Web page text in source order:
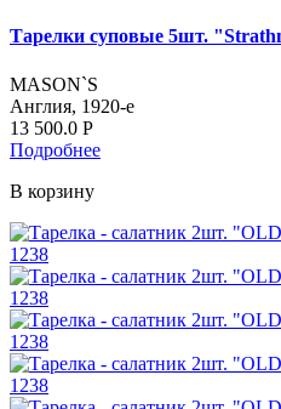
Тарелки суповые 5шт.
MASON`S
Англия, 1920-е
13 500.0 Р
Подробнее
В корзину